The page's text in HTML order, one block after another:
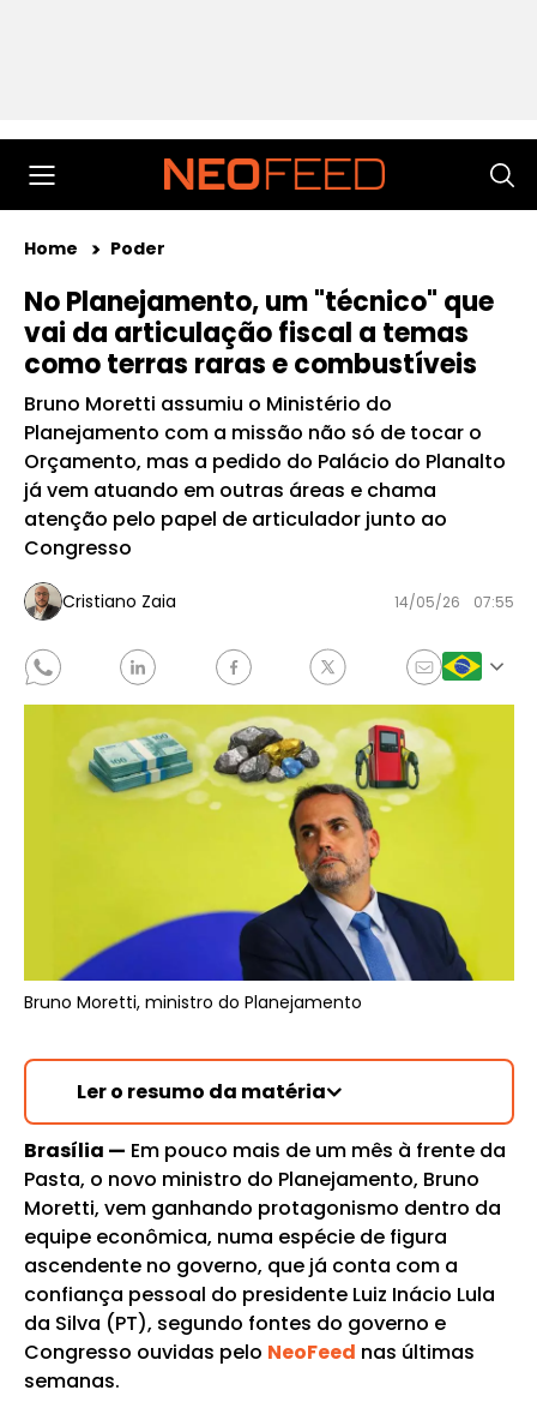
Home Poder
No Planejamento, um "técnico" que
vai da articulação fiscal a temas
como terras raras e combustíveis
Bruno Moretti assumiu o Ministério do
Planejamento com a missão não só de tocar o
Orçamento, mas a pedido do Palácio do Planalto
já vem atuando em outras áreas e chama
atenção pelo papel de articulador junto ao
Congresso
Cristiano Zaia 14/05/26 07:55
Bruno Moretti, ministro do Planejamento
Ler o resumo da matéria
Brasília — Em pouco mais de um mês à frente da
Pasta, o novo ministro do Planejamento, Bruno
Moretti, vem ganhando protagonismo dentro da
equipe econômica, numa espécie de figura
ascendente no governo, que já conta com a
confiança pessoal do presidente Luiz Inácio Lula
da Silva (PT), segundo fontes do governo e
Congresso ouvidas pelo NeoFeed nas últimas
semanas.